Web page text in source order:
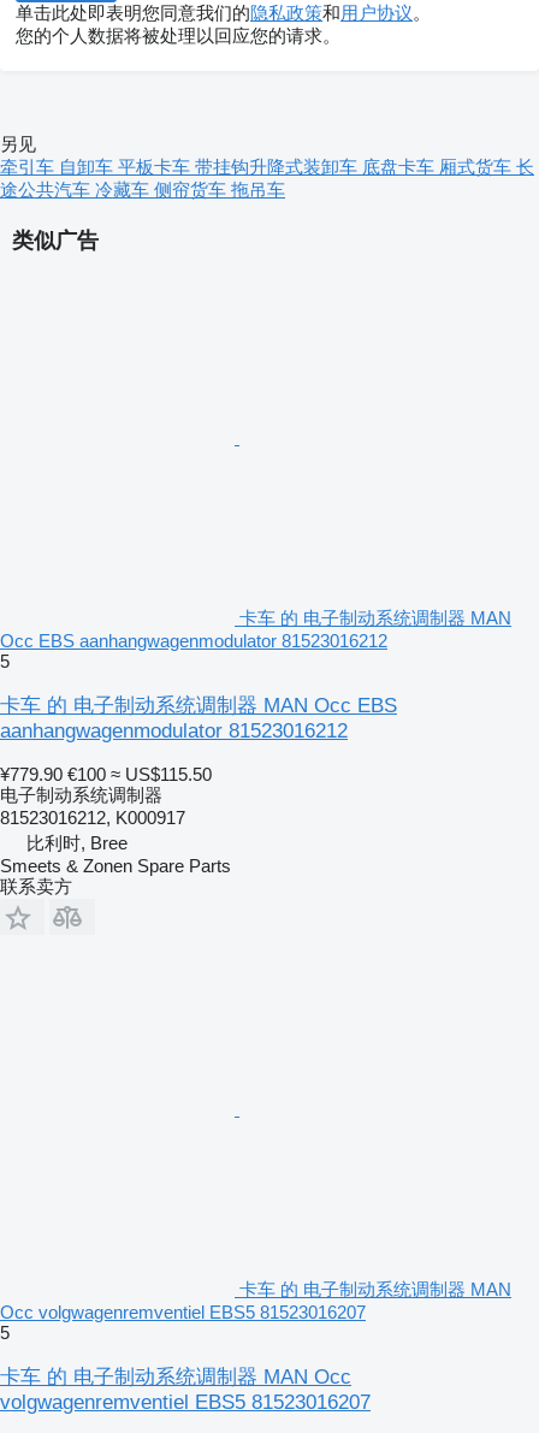
单击此处即表明您同意我们的隐私政策和用户协议。
您的个人数据将被处理以回应您的请求。
类似广告
卡车 的 电子制动系统调制器 MAN
Occ EBS aanhangwagenmodulator 81523016212
5
卡车 的 电子制动系统调制器 MAN Occ EBS
aanhangwagenmodulator 81523016212
¥779.90 €100 ≈ US$115.50
电子制动系统调制器
81523016212, K000917
比利时, Bree
Smeets & Zonen Spare Parts
联系卖方
卡车 的 电子制动系统调制器 MAN
Occ volgwagenremventiel EBS5 81523016207
5
卡车 的 电子制动系统调制器 MAN Occ
volgwagenremventiel EBS5 81523016207
另见
牵引车 自卸车 平板卡车 带挂钩升降式装卸车 底盘卡车 厢式货车 长
途公共汽车 冷藏车 侧帘货车 拖吊车